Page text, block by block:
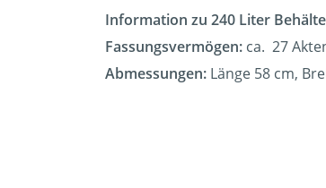
Information zu 240 Liter
Fassungsvermögen: ca. 27
Abmessungen: Länge 58 cm,